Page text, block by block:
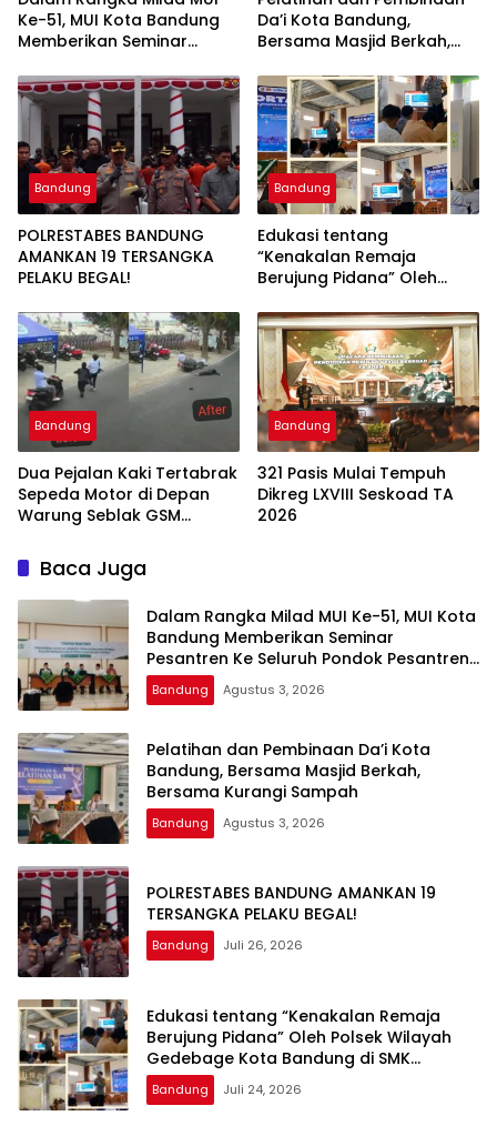
Ke-51, MUI Kota Bandung
Memberikan Seminar
Pondok Pesantren di Kota
Bandung
Da’i Kota Bandung,
Bersama Masjid Berkah,
Bandung
POLRESTABES BANDUNG
AMANKAN 19 TERSANGKA
PELAKU BEGAL!
Bandung
Edukasi tentang
“Kenakalan Remaja
Berujung Pidana” Oleh
Kota Bandung di SMK
Muhammadiyah 3
Bandung
Bandung
Dua Pejalan Kaki Tertabrak
Sepeda Motor di Depan
Warung Seblak GSM
Sempat Mengalami Kejang
Bandung
321 Pasis Mulai Tempuh
Dikreg LXVIII Seskoad TA
2026
Baca Juga
Dalam Rangka Milad MUI Ke-51, MUI Kota
Bandung Memberikan Seminar
Pesantren Ke Seluruh Pondok Pesantren
di Kota Bandung
Bandung Agustus 3, 2026
Pelatihan dan Pembinaan Da’i Kota
Bandung, Bersama Masjid Berkah,
Bersama Kurangi Sampah
Bandung Agustus 3, 2026
POLRESTABES BANDUNG AMANKAN 19
TERSANGKA PELAKU BEGAL!
Bandung Juli 26, 2026
Edukasi tentang “Kenakalan Remaja
Berujung Pidana” Oleh Polsek Wilayah
Gedebage Kota Bandung di SMK
Muhammadiyah 3 Bandung
Bandung Juli 24, 2026